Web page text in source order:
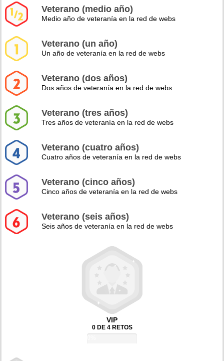
Veterano (medio año)
Medio año de veteranía en la red de webs
Veterano (un año)
Un año de veteranía en la red de webs
Veterano (dos años)
Dos años de veteranía en la red de webs
Veterano (tres años)
Tres años de veteranía en la red de webs
Veterano (cuatro años)
Cuatro años de veteranía en la red de webs
Veterano (cinco años)
Cinco años de veteranía en la red de webs
Veterano (seis años)
Seis años de veteranía en la red de webs
VIP
0 DE 4 RETOS